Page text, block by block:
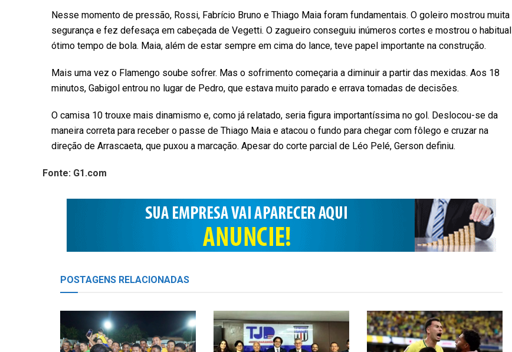
Nesse momento de pressão, Rossi, Fabrício Bruno e Thiago Maia foram fundamentais. O goleiro mostrou muita
segurança e fez defesaça em cabeçada de Vegetti. O zagueiro conseguiu inúmeros cortes e mostrou o habitual
ótimo tempo de bola. Maia, além de estar sempre em cima do lance, teve papel importante na construção.
Mais uma vez o Flamengo soube sofrer. Mas o sofrimento começaria a diminuir a partir das mexidas. Aos 18
minutos, Gabigol entrou no lugar de Pedro, que estava muito parado e errava tomadas de decisões.
O camisa 10 trouxe mais dinamismo e, como já relatado, seria figura importantíssima no gol. Deslocou-se da
maneira correta para receber o passe de Thiago Maia e atacou o fundo para chegar com fôlego e cruzar na
direção de Arrascaeta, que puxou a marcação. Apesar do corte parcial de Léo Pelé, Gerson definiu.
Fonte: G1.com
POSTAGENS RELACIONADAS